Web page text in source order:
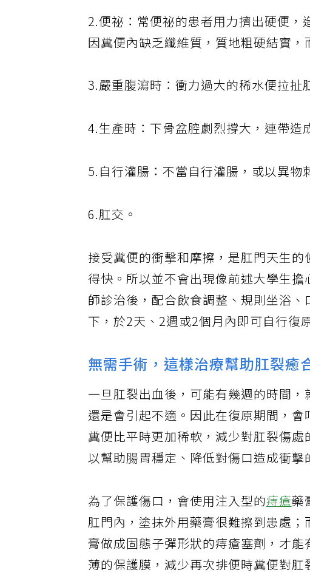
2.便祕：常便祕的患者用力擠出硬便
因糞便內缺乏纖維質，質地粗硬結實，
3.嚴重腹瀉時：衝力過大的稀水便拉扯
4.生產時：下骨盆腔劇烈撐大，連帶造
5.自行灌腸：不當自行灌腸，或以異物
6.肛交。
接受糞便的衝擊和摩擦，是肛門天生
得快。所以並不會出現像前述大學生
師診治後，配合飲食調整、規則坐浴
下，於2天、2週或2個月內即可自行復
無需手術，這樣治療幫助肛裂癒
一旦肛裂出血後，可能有幾週的時間
還是會引起不適。因此在復原期間，
糞便比平時更加稀軟，減少對肛裂傷處
以幫助腸胃穩定、降低對傷口造成衝擊
為了保護傷口，會使用注入型的痔瘡藥
肛門內，塗抹外用藥膏很難擦到患處
膏做成固態子彈形狀的痔瘡塞劑，才
薄的保護膜，減少再次排便時糞便對肛